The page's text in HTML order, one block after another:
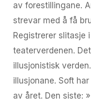
av forestillingane.
strevar med å få
Registrerer slitasje
teaterverdenen.
illusjonistisk
illusjonane. Soft
av året. Den siste: